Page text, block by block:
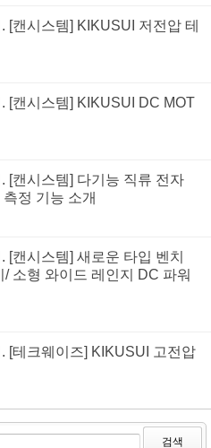
[캔시스템] KIKUSUI 저전압 테
[캔시스템] KIKUSUI DC MOT
[캔시스템] 다기능 직류 전자
정 기능 소개
캔시스템] 새로운 타입 벤치
소형 와이드 레인지 DC 파워
[테크웨이즈] KIKUSUI 고전압
검색